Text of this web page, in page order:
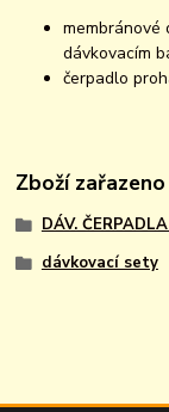
membránové
dávkovacím
čerpadlo
Zboží
DÁV.
dávkovací sety